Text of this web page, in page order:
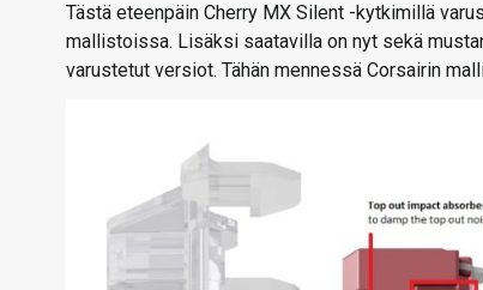
Tästä eteenpäin Cherry MX Silent -kytkimillä
mallistoissa. Lisäksi saatavilla on nyt sekä
varustetut versiot. Tähän mennessä Corsairin